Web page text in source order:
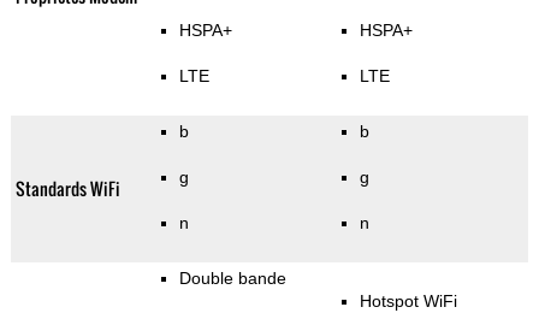
HSPA+
LTE
HSPA+
LTE
Standards WiFi
b
g
n
b
g
n
Double bande
Hotspot WiFi